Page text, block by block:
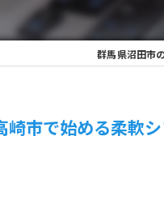
群馬県沼田市
崎市で始める柔軟